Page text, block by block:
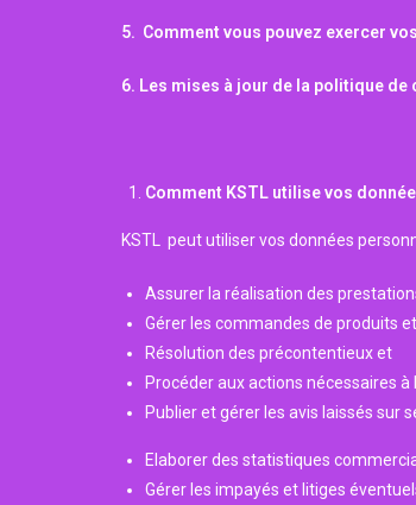
5. Comment vous pouvez exercer
6. Les mises à jour de la politique
Comment KSTL utilise vos
KSTL peut utiliser vos données
Assurer la réalisation des
Gérer les commandes de produits
Résolution des précontentieux et
Procéder aux actions nécessaires
Publier et gérer les avis laissés sur
Elaborer des statistiques
Gérer les impayés et litiges